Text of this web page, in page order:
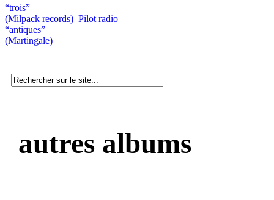
“trois”
(Milpack records) Pilot radio
“antiques”
(Martingale)
autres albums